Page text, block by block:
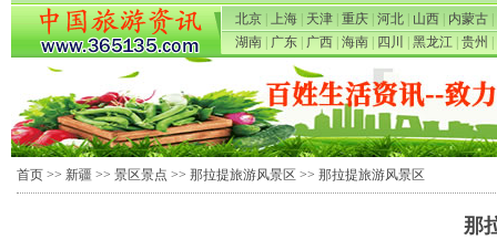
北京 上海 天津 重庆 河北 山西 内蒙古
湖南
广东 广西 海南 四川 黑龙江 贵州
首页 >> 新疆 >> 景区景点 >> 那拉提旅游风景区 >> 那拉提旅游风景区
那